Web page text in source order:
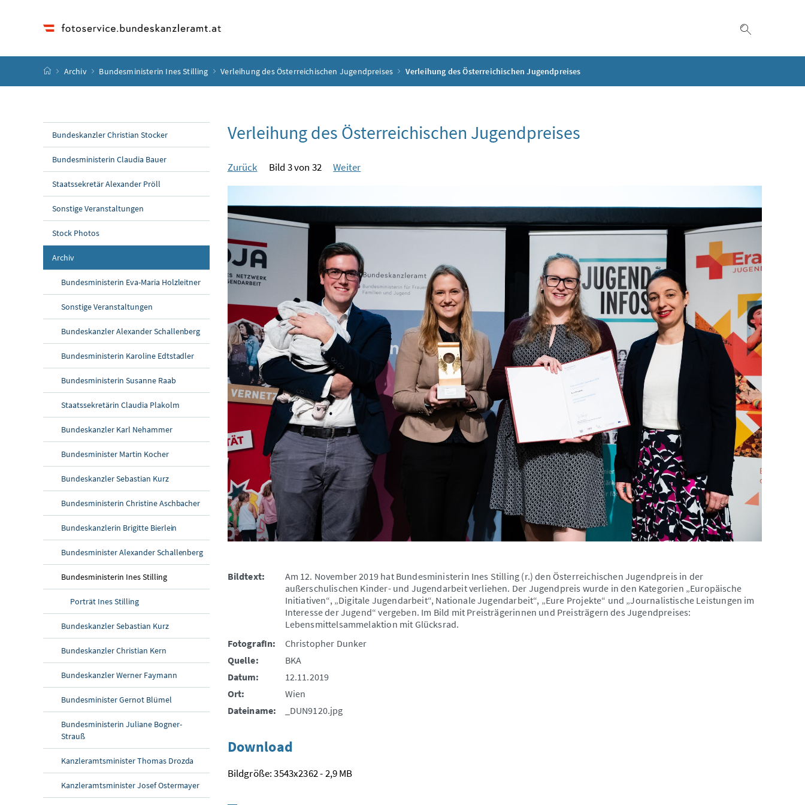
Startseite
Archiv Bundesministerin Ines Stilling Verleihung des Österreichischen Jugendpreises Verleihung des Österreichischen Jugendpreises
Bundeskanzler Christian Stocker
Bundesministerin Claudia Bauer
Staatssekretär Alexander Pröll
Sonstige Veranstaltungen
Stock Photos
Archiv
Bundesministerin Eva-Maria Holzleitner
Sonstige Veranstaltungen
Bundeskanzler Alexander Schallenberg
Bundesministerin Karoline Edtstadler
Bundesministerin Susanne Raab
Staatssekretärin Claudia Plakolm
Bundeskanzler Karl Nehammer
Bundesminister Martin Kocher
Bundeskanzler Sebastian Kurz
Bundesministerin Christine Aschbacher
Bundeskanzlerin Brigitte Bierlein
Bundesminister Alexander Schallenberg
Bundesministerin Ines Stilling
Porträt Ines Stilling
Bundeskanzler Sebastian Kurz
Bundeskanzler Christian Kern
Bundeskanzler Werner Faymann
Bundesminister Gernot Blümel
Bundesministerin Juliane Bogner-
Strauß
Kanzleramtsminister Thomas Drozda
Kanzleramtsminister Josef Ostermayer
Verleihung des Österreichischen Jugendpreises
Zurück Bild 3 von 32 Weiter
Bildtext:
Am 12. November 2019 hat Bundesministerin Ines Stilling (r.) den Österreichischen Jugendpreis in der
außerschulischen Kinder- und Jugendarbeit verliehen. Der Jugendpreis wurde in den Kategorien „Europäische
Initiativen“, „Digitale Jugendarbeit“, Nationale Jugendarbeit“, „Eure Projekte“ und „Journalistische Leistungen im
Interesse der Jugend“ vergeben. Im Bild mit Preisträgerinnen und Preisträgern des Jugendpreises:
Lebensmittelsammelaktion mit Glücksrad.
FotografIn:
Christopher Dunker
Quelle:
BKA
Datum:
12.11.2019
Ort:
Wien
Dateiname:
_DUN9120.jpg
Download
Bildgröße: 3543x2362 - 2,9 MB